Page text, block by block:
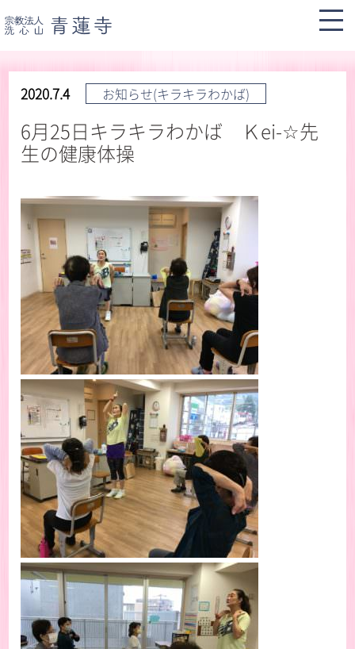
2020.7.4 お知らせ(キラキラわかば)
6月25日キラキラわかば Ｋei-☆先
生の健康体操